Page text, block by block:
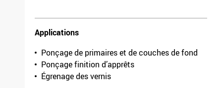
Applications
Ponçage de primaires et de couches de fond
Ponçage finition d’apprêts
Égrenage des vernis